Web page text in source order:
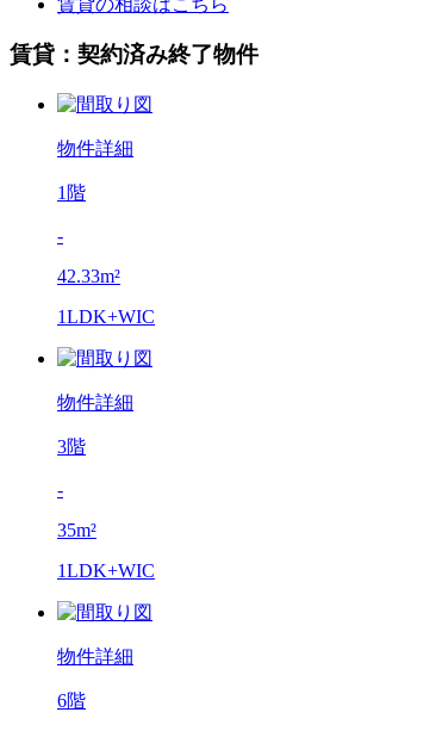
賃貸：契約済み終了物件
物件詳細
1階
-
42.33m²
1LDK+WIC
物件詳細
3階
-
35m²
1LDK+WIC
物件詳細
6階